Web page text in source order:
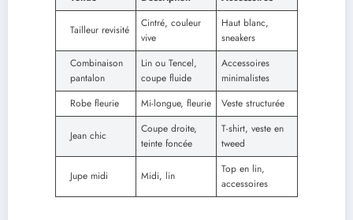
Tailleur revisité
Cintré, couleur
vive
Haut blanc,
sneakers
Combinaison
pantalon
Lin ou Tencel,
coupe fluide
Accessoires
minimalistes
Robe fleurie
Mi-longue, fleurie Veste structurée
Jean chic
Coupe droite,
teinte foncée
T-shirt, veste en
tweed
Jupe midi Midi, lin
Top en lin,
accessoires